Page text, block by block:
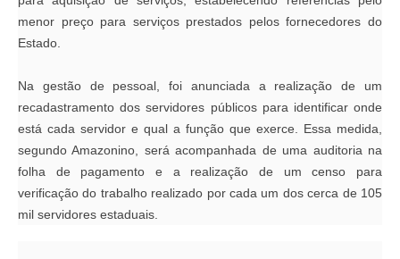
menor preço para serviços prestados pelos fornecedores do
Estado.
Na gestão de pessoal, foi anunciada a realização de um
recadastramento dos servidores públicos para identificar onde
está cada servidor e qual a função que exerce. Essa medida,
segundo Amazonino, será acompanhada de uma auditoria na
folha de pagamento e a realização de um censo para
verificação do trabalho realizado por cada um dos cerca de 105
mil servidores estaduais.